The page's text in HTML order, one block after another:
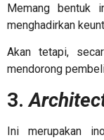
Memang bentuk
menghadirkan
Akan tetapi,
mendorong
3.
Ini merupakan